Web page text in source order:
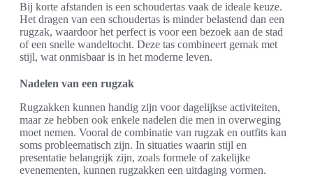
Bij korte afstanden is een schoudertas vaak de ideale keuze.
Het dragen van een schoudertas is minder belastend dan een
rugzak, waardoor het perfect is voor een bezoek aan de stad
of een snelle wandeltocht. Deze tas combineert gemak met
stijl, wat onmisbaar is in het moderne leven.
Nadelen van een rugzak
Rugzakken kunnen handig zijn voor dagelijkse activiteiten,
maar ze hebben ook enkele nadelen die men in overweging
moet nemen. Vooral de combinatie van rugzak en outfits kan
soms probleematisch zijn. In situaties waarin stijl en
presentatie belangrijk zijn, zoals formele of zakelijke
evenementen, kunnen rugzakken een uitdaging vormen.